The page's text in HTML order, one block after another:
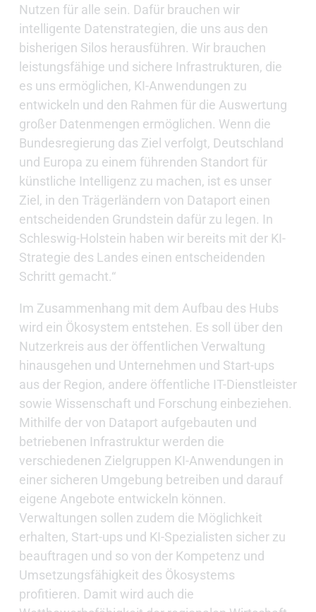
Nutzen für alle sein. Dafür brauchen wir
intelligente Datenstrategien, die uns aus den
bisherigen Silos herausführen. Wir brauchen
leistungsfähige und sichere Infrastrukturen, die
es uns ermöglichen, KI-Anwendungen zu
entwickeln und den Rahmen für die Auswertung
großer Datenmengen ermöglichen. Wenn die
Bundesregierung das Ziel verfolgt, Deutschland
und Europa zu einem führenden Standort für
künstliche Intelligenz zu machen, ist es unser
Ziel, in den Trägerländern von Dataport einen
entscheidenden Grundstein dafür zu legen. In
Schleswig-Holstein haben wir bereits mit der KI-
Strategie des Landes einen entscheidenden
Schritt gemacht.“
Im Zusammenhang mit dem Aufbau des Hubs
wird ein Ökosystem entstehen. Es soll über den
Nutzerkreis aus der öffentlichen Verwaltung
hinausgehen und Unternehmen und Start-ups
aus der Region, andere öffentliche IT-Dienstleister
sowie Wissenschaft und Forschung einbeziehen.
Mithilfe der von Dataport aufgebauten und
betriebenen Infrastruktur werden die
verschiedenen Zielgruppen KI-Anwendungen in
einer sicheren Umgebung betreiben und darauf
eigene Angebote entwickeln können.
Verwaltungen sollen zudem die Möglichkeit
erhalten, Start-ups und KI-Spezialisten sicher zu
beauftragen und so von der Kompetenz und
Umsetzungsfähigkeit des Ökosystems
profitieren. Damit wird auch die